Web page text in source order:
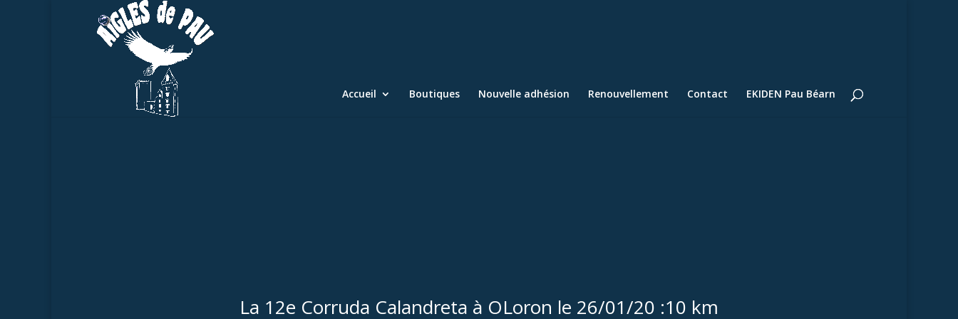
Accueil Boutiques Nouvelle adhésion Renouvellement Contact EKIDEN Pau Béarn
La 12e Corruda Calandreta à OLoron le 26/01/20 :10 km